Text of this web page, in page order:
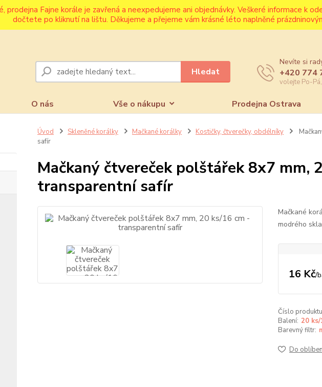
prodejna Fajne korále je zavřená a neexpedujeme ani objednávky. Veškeré informace k
dočtete po kliknutí na lištu. Děkujeme a přejeme vám krásné léto naplněné
O nás Vše o nákupu Prodejna Ostrava
Hledat
Nevíte si
+420 774
volejte Po-
Úvod Skleněné korálky Mačkané korálky Kostičky, čtverečky, obdélníky
safír
Mačkaný čtvereček polštářek 8x7 mm,
transparentní safír
Mačkané
modrého
16 Kč/
Číslo
Balení: 20
Barevný filtr:
Do